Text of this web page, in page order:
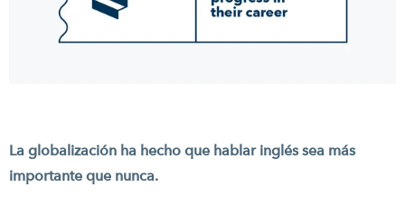
La globalización ha hecho que hablar inglés sea más
importante que nunca.